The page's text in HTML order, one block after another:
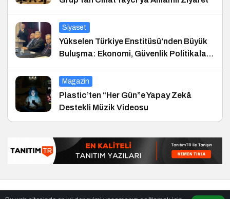
Siyaset
Yükselen Türkiye Enstitüsü’nden Büyük
Buluşma: Ekonomi, Güvenlik Politikaları
ve Hukuk Konferansı
Magazin
Plastic’ten “Her Gün”e Yapay Zekâ
Destekli Müzik Videosu
en iyiler